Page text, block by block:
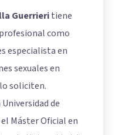
Guerrieritiene
como
especialista en
sexuales en
soliciten.
de
Máster Oficial en